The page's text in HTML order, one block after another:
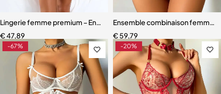
Lingerie femme premium – Ensemble romantique en dentelle fine
€47,89
Ensemble combinaison femme
€ 59,79
-67% -20%